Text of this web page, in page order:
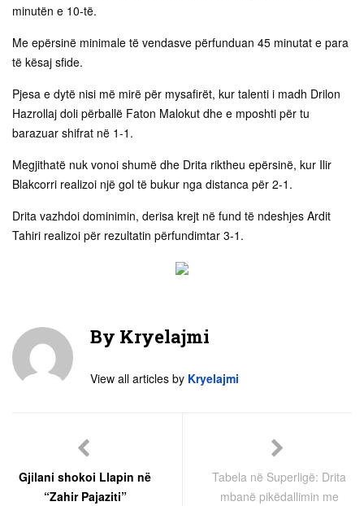
minutën e 10-të.
Me epërsinë minimale të vendasve përfunduan 45 minutat e para
të kësaj sfide.
Pjesa e dytë nisi më mirë për mysafirët, kur talenti i madh Drilon
Hazrollaj doli përballë Faton Malokut dhe e mposhti për tu
barazuar shifrat në 1-1.
Megjithatë nuk vonoi shumë dhe Drita riktheu epërsinë, kur Ilir
Blakcorri realizoi një gol të bukur nga distanca për 2-1.
Drita vazhdoi dominimin, derisa krejt në fund të ndeshjes Ardit
Tahiri realizoi për rezultatin përfundimtar 3-1.
By Kryelajmi
View all articles by Kryelajmi
Gjilani shokoi Llapin në
“Zahir Pajaziti”
Tabela në Superligë: Drita
mbanë pikëdallimin me